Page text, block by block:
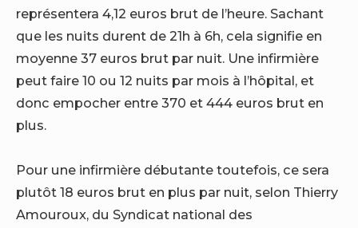
représentera 4,12 euros brut de l’heure. Sachant
que les nuits durent de 21h à 6h, cela signifie en
moyenne 37 euros brut par nuit. Une infirmière
peut faire 10 ou 12 nuits par mois à l’hôpital, et
donc empocher entre 370 et 444 euros brut en
plus.
Pour une infirmière débutante toutefois, ce sera
plutôt 18 euros brut en plus par nuit, selon Thierry
Amouroux, du Syndicat national des